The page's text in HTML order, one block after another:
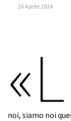
26 Aprile 2024
«L
noi, siamo noi